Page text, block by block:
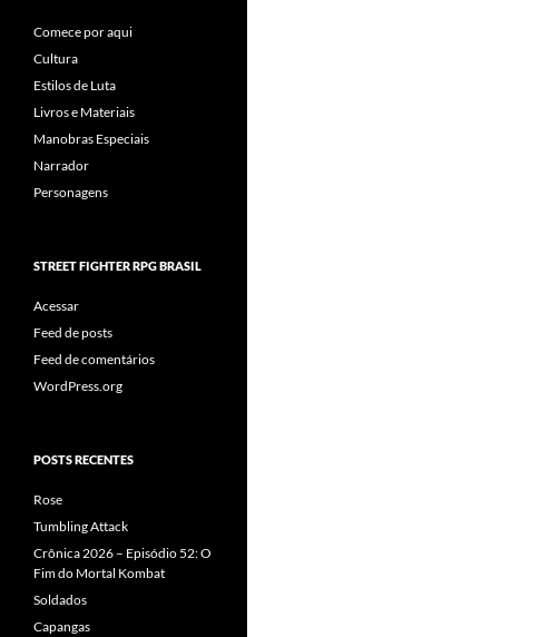
Comece por aqui
Cultura
Estilos de Luta
Livros e Materiais
Manobras Especiais
Narrador
Personagens
STREET FIGHTER RPG BRASIL
Acessar
Feed de posts
Feed de comentários
WordPress.org
POSTS RECENTES
Rose
Tumbling Attack
Crônica 2026 – Episódio 52: O
Fim do Mortal Kombat
Soldados
Capangas